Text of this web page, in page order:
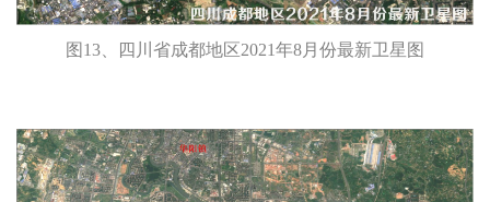
图13、四川省成都地区2021年8月份最新卫星图